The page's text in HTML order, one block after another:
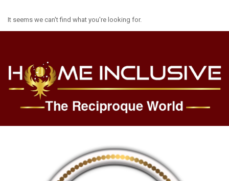
It seems we can't find what you're looking for.